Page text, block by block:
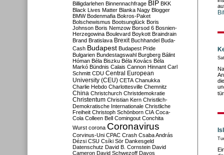
Billigdarlehen Binnennachfrage BIP BKK
Black Lives Matter Blanka Nagy Blogger
BMW Bodenmafia Bokros-Paket
Bolschewismus Bootsunglück Boris
Johnson Boris Nemzow Borsod 6 Bosnien-
Herzegowina Boulevard Boykott Braindrain
Brand Bratislava Brexit Buchhandel Buda-
Cash Budapest Budapest Pride
Bulgarien Bundestagswahl Burgberg Bálint
Hóman Béla Biszku Béla Kovács Béla
Markó Bündnis Calais Cannon Hinnant Carl
Schmitt CDU Central European
University (CEU) CETA Chanukka
Charlie Hebdo Charlottesville Chemnitz
China Christchurch Christdemokratie
Christentum Christian Kern Christlich-
Demokratische Internationale Christliche
Freiheit Christoph Schönborn CIA Coca-
Cola Colleen Bell Comingout Conchita
Wurst corona Coronavirus
Corvinus-Uni CPAC Crash Csaba András
Dézsi CSU Csíki Sör Dankesgeld
Datenschutz David B. Cornstein David
Cameron David Schwezoff Davos